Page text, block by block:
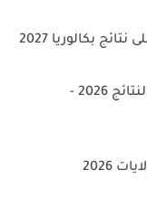
بكالوريا 2027
هنا منصة توظيف الأساتذة .. إعلان النتائج 2026 -
الآن نتائج امتحان المراسلة جميع الولايات 2026